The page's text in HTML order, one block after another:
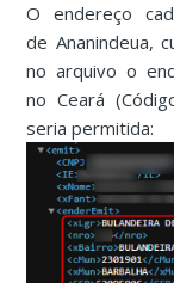
O endereço
de Ananindeua,
no arquivo o
no Ceará
seria permitida: